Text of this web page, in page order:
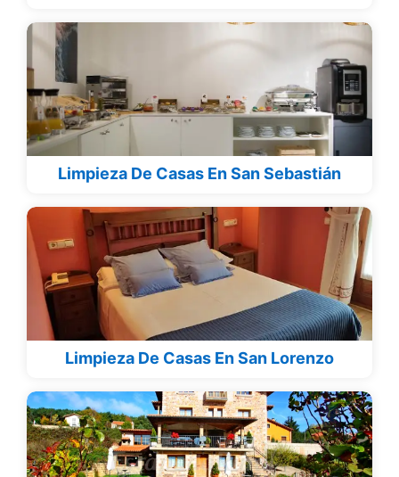
Limpieza De Casas En San Sebastián
Limpieza De Casas En San Lorenzo